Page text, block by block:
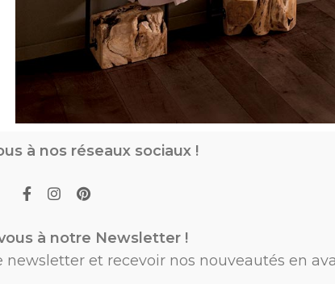
à nos réseaux sociaux !
à notre Newsletter !
et recevoir nos nouveautés en